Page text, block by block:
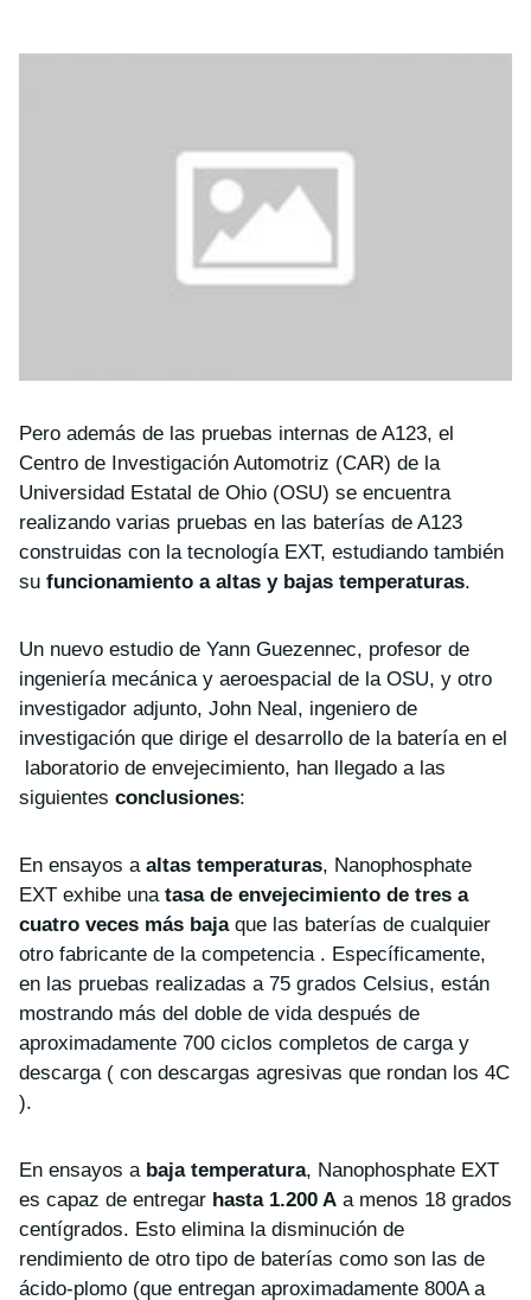
Pero además de las pruebas internas de A123, el
Centro de Investigación Automotriz (CAR) de la
Universidad Estatal de Ohio (OSU) se encuentra
realizando varias pruebas en las baterías de A123
construidas con la tecnología EXT, estudiando también
su funcionamiento a altas y bajas temperaturas.
Un nuevo estudio de Yann Guezennec, profesor de
ingeniería mecánica y aeroespacial de la OSU, y otro
investigador adjunto, John Neal, ingeniero de
investigación que dirige el desarrollo de la batería en el
laboratorio de envejecimiento, han llegado a las
siguientes conclusiones:
En ensayos a altas temperaturas, Nanophosphate
EXT exhibe una tasa de envejecimiento de tres a
cuatro veces más baja que las baterías de cualquier
otro fabricante de la competencia . Específicamente,
en las pruebas realizadas a 75 grados Celsius, están
mostrando más del doble de vida después de
aproximadamente 700 ciclos completos de carga y
descarga ( con descargas agresivas que rondan los 4C
).
En ensayos a baja temperatura, Nanophosphate EXT
es capaz de entregar hasta 1.200 A a menos 18 grados
centígrados. Esto elimina la disminución de
rendimiento de otro tipo de baterías como son las de
ácido-plomo (que entregan aproximadamente 800A a